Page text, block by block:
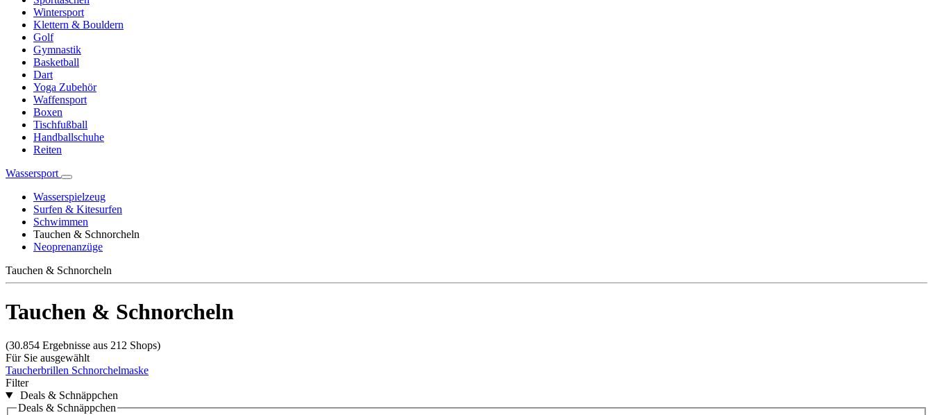
Wintersport
Klettern & Bouldern
Golf
Gymnastik
Basketball
Dart
Yoga Zubehör
Waffensport
Boxen
Tischfußball
Handballschuhe
Reiten
Wassersport
Wasserspielzeug
Surfen & Kitesurfen
Schwimmen
Tauchen & Schnorcheln
Neoprenanzüge
Tauchen & Schnorcheln
Tauchen & Schnorcheln
(30.854 Ergebnisse aus 212 Shops)
Für Sie ausgewählt
Taucherbrillen Schnorchelmaske
Filter
Deals & Schnäppchen
Deals & Schnäppchen